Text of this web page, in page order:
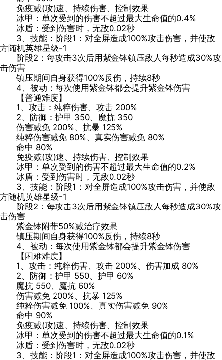
免疫减(攻)速、持续伤害、控制效果
冰甲：单次受到的伤害不超过最大生命值的0.4%
冰盾：受到伤害时，无敌0.02秒
3、技能：阶段1：对全屏造成100%攻击伤害，并使敌
方随机英雄星级-1
阶段2：每攻击3次后用紫金钵镇压敌人每秒造成30%攻
击伤害
镇压期间自身获得100%反伤，持续8秒
4、被动：每次使用紫金钵都会提升紫金钵伤害
【普通难度】
1、攻击：纯粹伤害、攻击 200%
2、防御：护甲 350、魔抗 350
伤害减免 200%、抗暴 125%
纯粹伤害减免 80%、真实伤害减免 80%
命中 80%
免疫减(攻)速、持续伤害、控制效果
冰甲：单次受到的伤害不超过最大生命值的0.2%
冰盾：受到伤害时，无敌0.02秒
3、技能：阶段1：对全屏造成100%攻击伤害，并使敌
方随机英雄星级-1
阶段2：每攻击3次后用紫金钵镇压敌人每秒造成30%攻
击伤害
紫金钵附带50%减治疗效果
镇压期间自身获得100%反伤，持续8秒
4、被动：每次使用紫金钵都会提升紫金钵伤害
【困难难度】
1、攻击：纯粹伤害、攻击 200%、伤害加成 80%
2、防御：护甲 550、护甲 60%
魔抗 550、魔抗 60%
伤害减免 200%、抗暴 125%
纯粹伤害减免 100%、真实伤害减免 90%
命中 90%
免疫减(攻)速、持续伤害、控制效果
冰甲：单次受到的伤害不超过最大生命值的0.1%
冰盾：受到伤害时，无敌0.02秒
3、技能：阶段1：对全屏造成100%攻击伤害，并使敌